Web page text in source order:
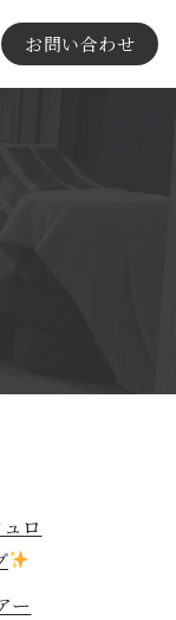
お問い合わせ
ロ
ー